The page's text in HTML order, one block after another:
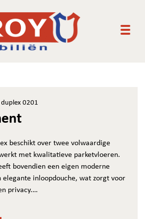
duplex 0201
beschikt over twee volwaardige
met kwalitatieve parketvloeren.
bovendien een eigen moderne
inloopdouche, wat zorgt voor
privacy.
van hoogwaardige Miele-